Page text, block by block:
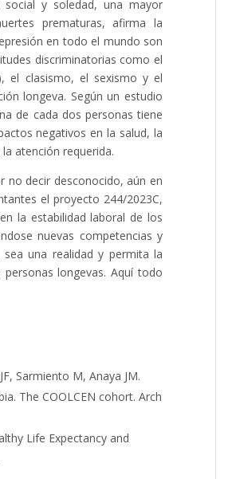
y soledad, una mayor
prematuras, afirma la
en todo el mundo son
discriminatorias como el
el clasismo, el sexismo y el
longeva. Según un estudio
de cada dos personas tiene
negativos en la salud, la
atención requerida.
no decir desconocido, aún en
el proyecto 244/2023C,
la estabilidad laboral de los
nuevas competencias y
una realidad y permita la
longevas. Aquí todo
Sarmiento M, Anaya JM.
The COOLCEN cohort. Arch
Life Expectancy and